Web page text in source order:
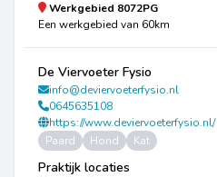
Werkgebied 8072PG
Een werkgebied van 60km
De Viervoeter Fysio
info@deviervoeterfysio.nl
0645635108
https://www.deviervoeterfysio.nl/
Paard
Hond Kat
Praktijk locaties